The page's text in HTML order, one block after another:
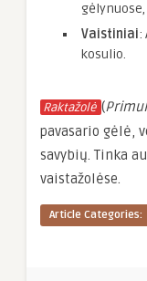
Vaistiniai:
kosulio.
Raktažolė (
pavasario gėlė,
savybių. Tinka
vaistažolėse.
Article Categories: